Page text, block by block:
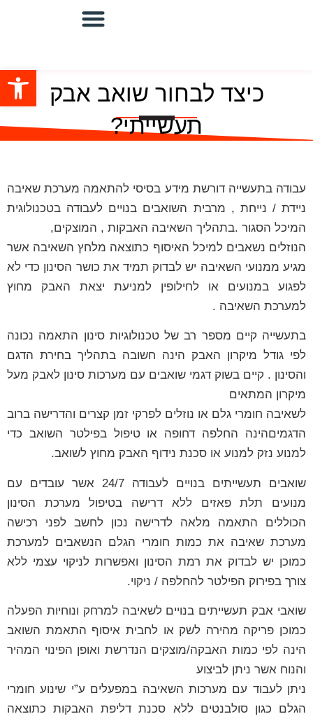
פתח
כיצד לבחור שואב אבק
תעשייתי?
עבודה בתעשייה דורשת מידע בסיסי להתאמה מערכת שאיבה
ניידת / נייחת , מרבית השואבים בנויים לעבודה בטכנולוגית
המיכל הסגור .בתהליך השאיבה האבקות , המוצקים,
הנוזלים נשאבים למיכל האיסוף כתוצאה מלחץ השאיבה אשר
מגיע ממנועי השאיבה יש לבדוק תמיד את כושר הסינון כדי לא
לפגוע במנועים או לחילופין למניעת יצאת האבק מחוץ
למערכת השאיבה .
בתעשייה קיים מספר רב של טכנולוגיות סינון התאמה נכונה
לפי גודל מיקרון האבק הינה חשובה בתהליך בחירת הדגם
והסינון . קיים בשוק דגמי שואבים עם מערכות סינון לאבק מעל
מיקרון המתאים
לשאיבה חומרי גלם או נוזלים לפרקי זמן קצרים והדרישה ברוב
הדגמיםהינה החלפה דחופה או טיפול בפילטר השואב כדי
למנוע נזק למנוע או סכנת נידוף האבק מחוץ לשואב.
שואבים תעשייתים בנויים לעבודה 24/7 אשר עובדים עם
מנועים תלת פאזים ללא דרישה בטיפול מערכת הסינון
הכוללים התאמה מלאה לדרישה נכון לחשב לפני רכישה
מערכת שאיבה את כמות חומרי הגלם הנשאבים למערכת
כמוכן יש לבדוק את רמת הסינון ואפשרות לניקוי עצמי ללא
צורך בפירוק הפילטר להחלפה / ניקוי.
שואבי אבק תעשייתים בנויים לשאיבה למרחק ונוחיות הפעלה
כמוכן פריקה מהירה לשק או לחבית איסוף התאמת השואב
הינה לפי כמות האבקה/מוצקים הנדרשת ואופן הפינוי המהיר
והנוח אשר ניתן לביצוע
ניתן לעבוד עם מערכות השאיבה במפעלים ע”י שינוע חומרי
הגלם כגון סולבנטים ללא סכנת דליפת האבקות כתוצאה